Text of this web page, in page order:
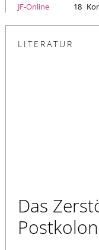
JF-Online 18
LITERATUR
Das